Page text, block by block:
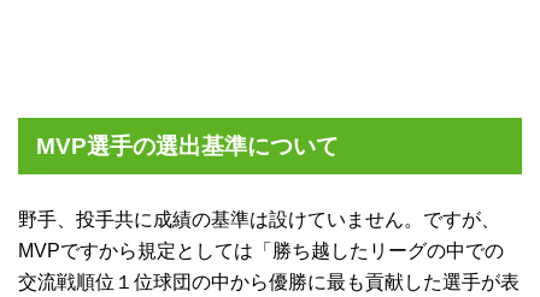
MVP選手の選出基準について
野手、投手共に成績の基準は設けていません。ですが、
MVPですから規定としては「勝ち越したリーグの中での
交流戦順位１位球団の中から優勝に最も貢献した選手が表